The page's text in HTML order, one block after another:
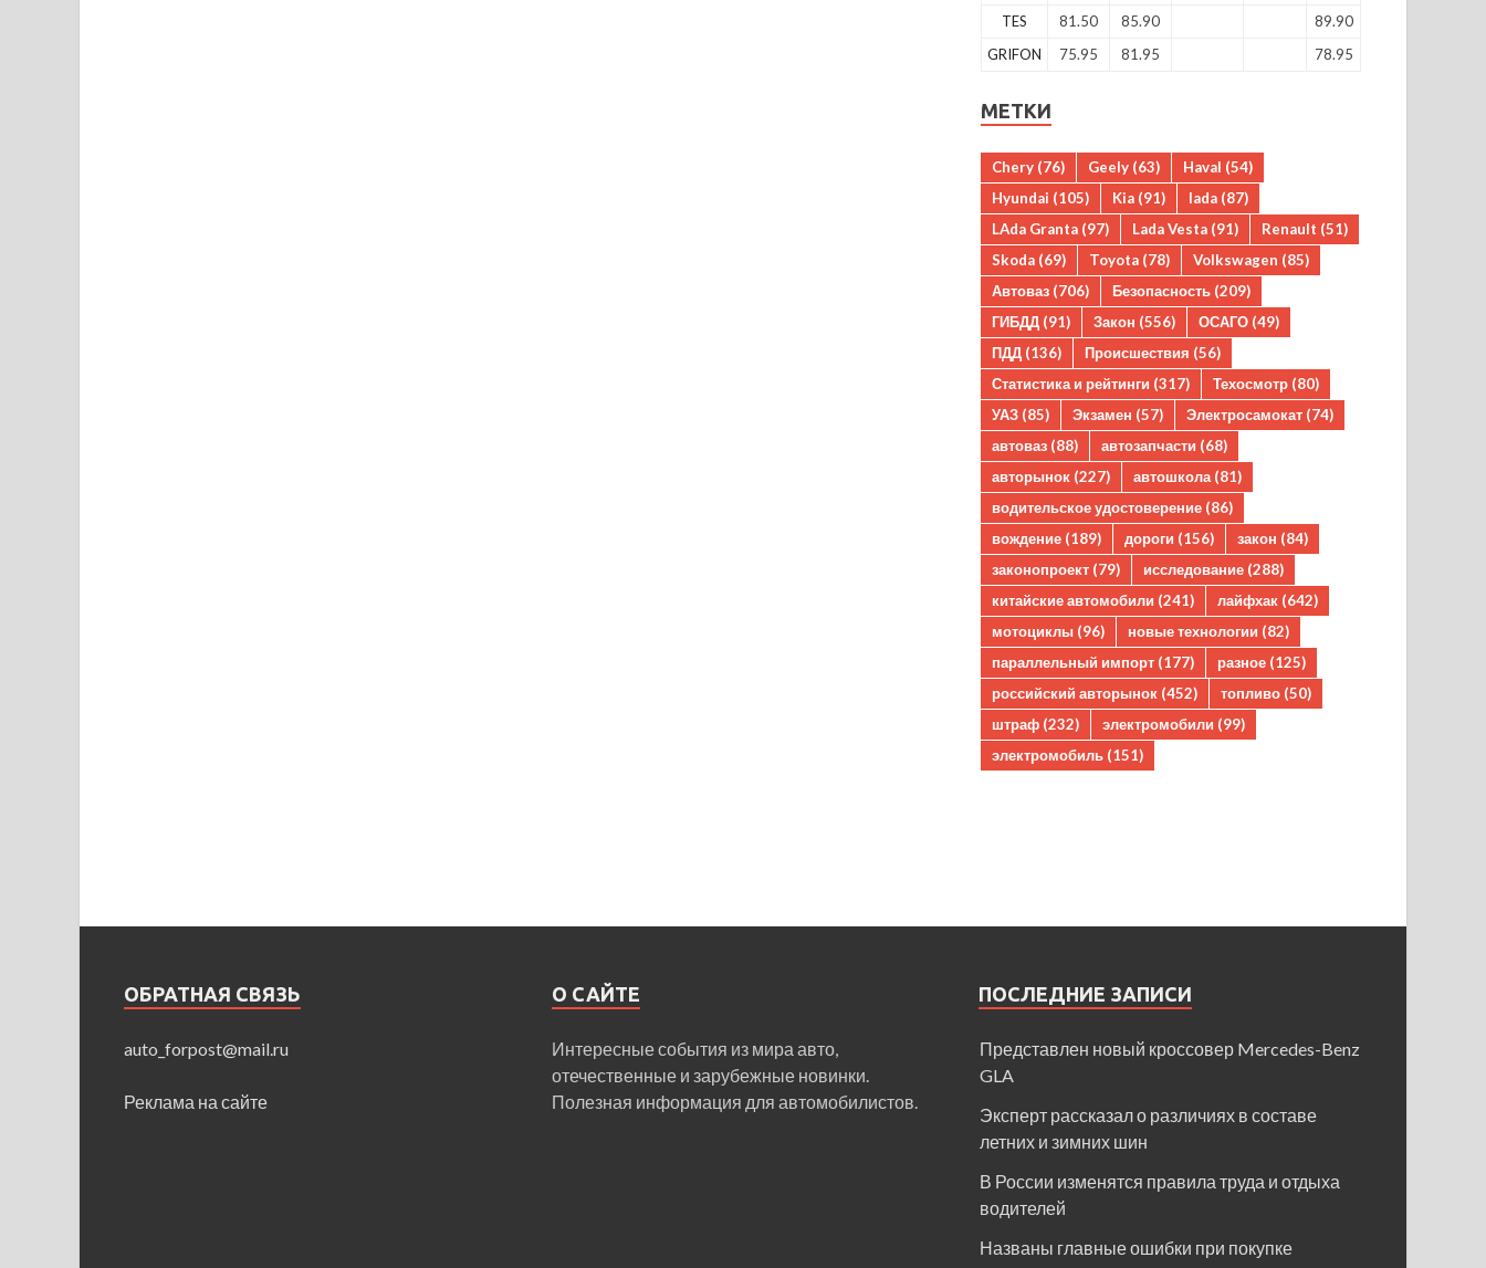
TES
81.50 85.90
89.90
GRIFON
75.95 81.95 78.95
МЕТКИ
Chery (76) Geely (63) Haval (54)
Hyundai (105) Kia (91) lada (87)
LAda Granta (97) Lada Vesta (91) Renault (51)
Skoda (69) Toyota (78) Volkswagen (85)
Автоваз (706) Безопасность (209)
ГИБДД (91) Закон (556) ОСАГО (49)
ПДД (136) Происшествия (56)
Статистика и рейтинги (317) Техосмотр (80)
УАЗ (85) Экзамен (57) Электросамокат (74)
автоваз (88) автозапчасти (68)
авторынок (227) автошкола (81)
водительское удостоверение (86)
вождение (189) дороги (156) закон (84)
законопроект (79) исследование (288)
китайские автомобили (241) лайфхак (642)
мотоциклы (96) новые технологии (82)
параллельный импорт (177) разное (125)
российский авторынок (452) топливо (50)
штраф (232) электромобили (99)
электромобиль (151)
ОБРАТНАЯ СВЯЗЬ
auto_forpost@mail.ru
Реклама на сайте
О САЙТЕ
Интересные события из мира авто,
отечественные и зарубежные новинки.
Полезная информация для автомобилистов.
ПОСЛЕДНИЕ ЗАПИСИ
Представлен новый кроссовер Mercedes-Benz
GLA
Эксперт рассказал о различиях в составе
летних и зимних шин
В России изменятся правила труда и отдыха
водителей
Названы главные ошибки при покупке